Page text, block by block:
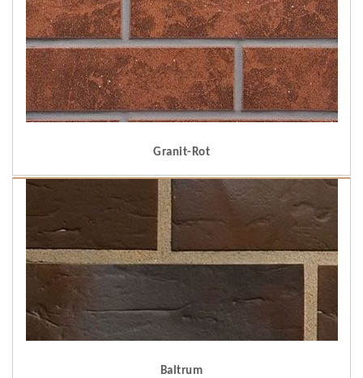
Granit-Rot
Baltrum